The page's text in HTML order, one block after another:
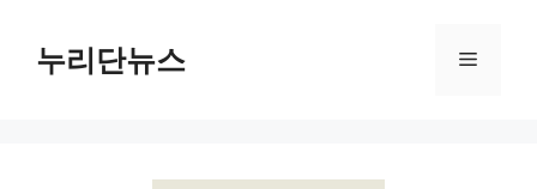
누리단뉴스 메